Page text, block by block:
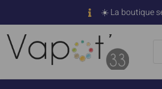
☀️ La boutique